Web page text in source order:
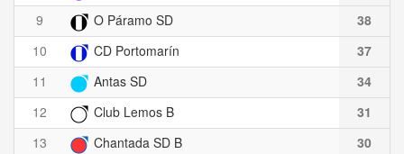
9
O Páramo SD
38
10
CD Portomarín
37
11
Antas SD
34
12
Club Lemos B
31
13
Chantada SD B
30